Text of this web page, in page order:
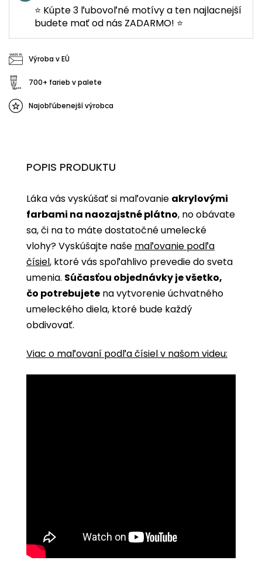
⭐ Kúpte 3 ľubovoľné motívy a ten najlacnejší
budete mať od nás ZADARMO! ⭐
Výroba v EÚ
700+ farieb v palete
Najobľúbenejší výrobca
POPIS PRODUKTU
Láka vás vyskúšať si maľovanie akrylovými
farbami na naozajstné plátno, no obávate
sa, či na to máte dostatočné umelecké
vlohy? Vyskúšajte naše maľovanie podľa
čísiel, ktoré vás spoľahlivo prevedie do sveta
umenia. Súčasťou objednávky je všetko,
čo potrebujete na vytvorenie úchvatného
umeleckého diela, ktoré bude každý
obdivovať.
Viac o maľovaní podľa čísiel v našom videu: